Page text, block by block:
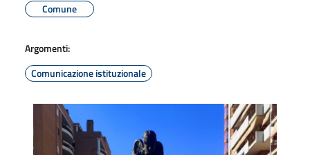
Comune
Argomenti:
Comunicazione istituzionale